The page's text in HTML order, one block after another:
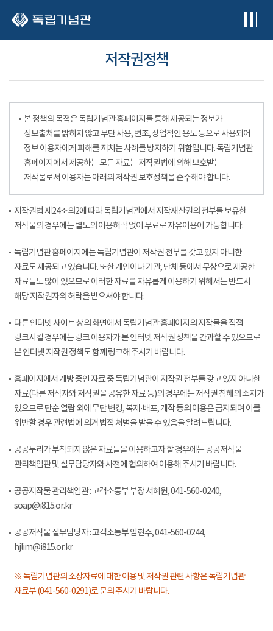
저작권정책
본 정책의 목적은 독립기념관 홈페이지를 통해 제공되는 정보가
정보출처를 밝히지 않고 무단 사용, 변조, 상업적인 용도 등으로 사용되어
정보 이용자에게 피해를 끼치는 사례를 방지하기 위함입니다. 독립기념관
홈페이지에서 제공하는 모든 자료는 저작권법에 의해 보호받는
저작물로서 이용자는 아래의 저작권 보호정책을 준수해야 합니다.
저작권법 제24조의2에 따라 독립기념관에서 저작재산권의 전부를 보유한
저작물의 경우에는 별도의 이용허락 없이 무료로 자유이용이 가능합니다.
독립기념관 홈페이지에는 독립기념관이 저작권 전부를 갖고 있지 아니한
자료도 제공되고 있습니다. 또한 개인이나 기관, 단체 등에서 무상으로 제공한
자료들도 많이 있으므로 이러한 자료를 자유롭게 이용하기 위해서는 반드시
해당 저작권자의 허락을 받으셔야 합니다.
다른 인터넷 사이트 상의 화면에서 독립기념관 홈페이지의 저작물을 직접
링크시킬 경우에는 링크 이용자가 본 인터넷 저작권 정책을 간과할 수 있으므로
본 인터넷 저작권 정책도 함께 링크해 주시기 바랍니다.
홈페이지에서 개방 중인 자료 중 독립기념관이 저작권 전부를 갖고 있지 아니한
자료(다른 저작자와 저작권을 공유한 자료 등)의 경우에는 저작권 침해의 소지가
있으므로 단순 열람 외에 무단 변경, 복제·배포, 개작 등의 이용은 금지되며 이를
위반할 경우 관련법에 의거 법적 처벌을 받을 수 있음을 알려드립니다.
공공누리가 부착되지 않은 자료들을 이용하고자 할 경우에는 공공저작물
관리책임관 및 실무담당자와 사전에 협의하여 이용해 주시기 바랍니다.
공공저작물 관리책임관 : 고객소통부 부장 서혜원, 041-560-0240,
soap@i815.or.kr
공공저작물 실무담당자 : 고객소통부 임현주, 041-560-0244,
hjlim@i815.or.kr
※ 독립기념관의 소장자료에 대한 이용 및 저작권 관련 사항은 독립기념관
자료부 (041-560-0291)로 문의 주시기 바랍니다.